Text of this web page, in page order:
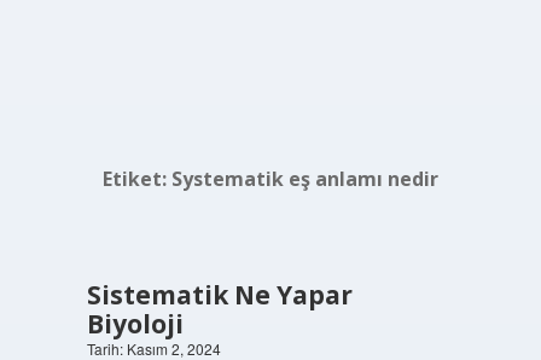
Etiket: Systematik eş anlamı nedir
Sistematik Ne Yapar
Biyoloji
Tarih: Kasım 2, 2024